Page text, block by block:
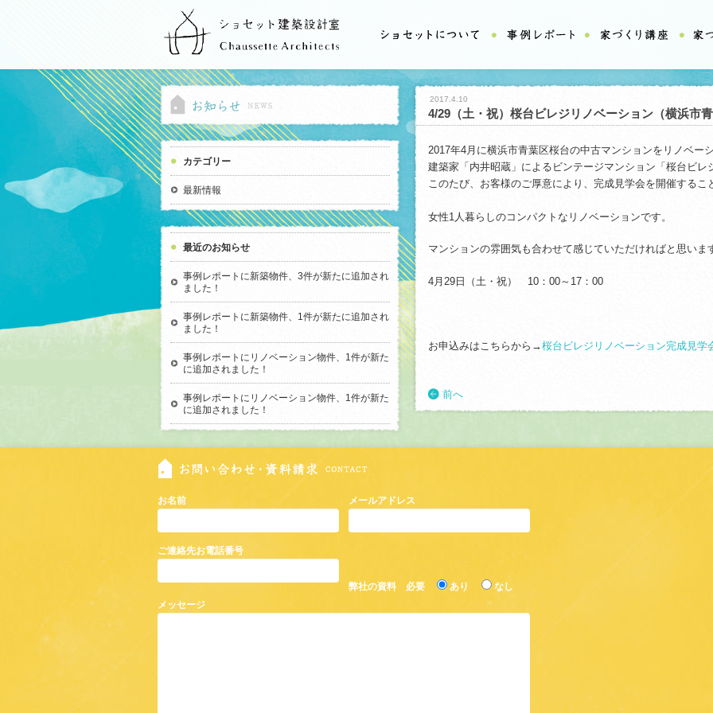
カテゴリー
最新情報
最近のお知らせ
事例レポートに新築物件、3件が新たに追加され
ました！
事例レポートに新築物件、1件が新たに追加され
ました！
事例レポートにリノベーション物件、1件が新た
に追加されました！
事例レポートにリノベーション物件、1件が新た
に追加されました！
2017.4.10
4/29（土・祝）桜台ビレジリノベーション（横浜市
2017年4月に横浜市青葉区桜台の中古マンションをリノベー
建築家「内井昭蔵」によるビンテージマンション「桜台ビレ
このたび、お客様のご厚意により、完成見学会を開催するこ
女性1人暮らしのコンパクトなリノベーションです。
マンションの雰囲気も合わせて感じていただければと思いま
4月29日（土・祝） 10：00～17：00
お申込みはこちらから→桜台ビレジリノベーション完成見学
前へ
お名前
ご連絡先お電話番号
メールアドレス
弊社の資料 必要 あり
なし
メッセージ